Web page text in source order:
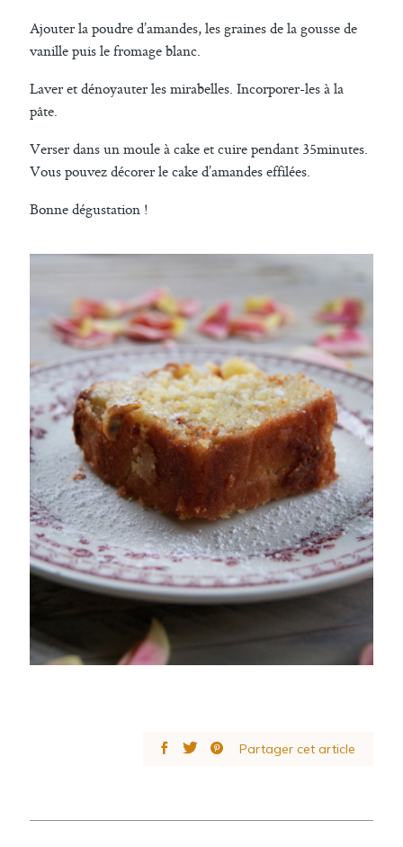
Ajouter la poudre d’amandes, les graines de la gousse de
vanille puis le fromage blanc.
Laver et dénoyauter les mirabelles. Incorporer-les à la
pâte.
Verser dans un moule à cake et cuire pendant 35minutes.
Vous pouvez décorer le cake d’amandes effilées.
Bonne dégustation !
Partager cet article